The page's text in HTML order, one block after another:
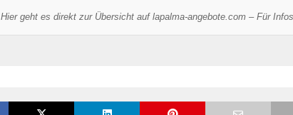
Hier geht es direkt zur Übersicht auf lapalma-angebote.com – Für